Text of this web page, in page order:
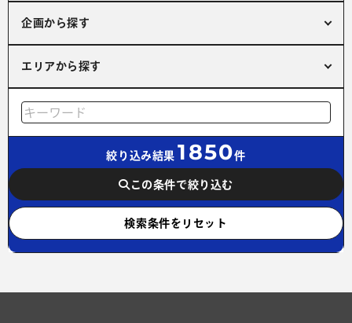
企画から探す
エリアから探す
絞り込み結果 1850件
この条件で絞り込む
検索条件をリセット